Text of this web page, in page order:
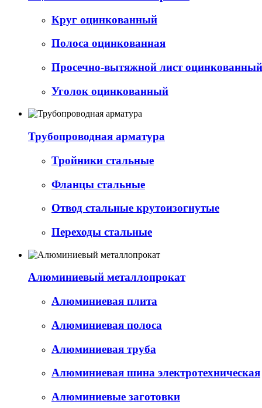
Круг оцинкованный
Полоса оцинкованная
Просечно-вытяжной лист
Уголок оцинкованный
Трубопроводная арматура
Тройники стальные
Фланцы стальные
Отвод стальные крутоизогнутые
Переходы стальные
Алюминиевый металлопрокат
Алюминиевая плита
Алюминиевая полоса
Алюминиевая труба
Алюминиевая шина электротехническая
Алюминиевые заготовки